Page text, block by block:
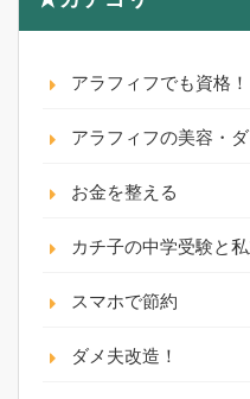
アラフィフでも資格！
アラフィフの美容・
お金を整える
カチ子の中学受験と
スマホで節約
ダメ夫改造！